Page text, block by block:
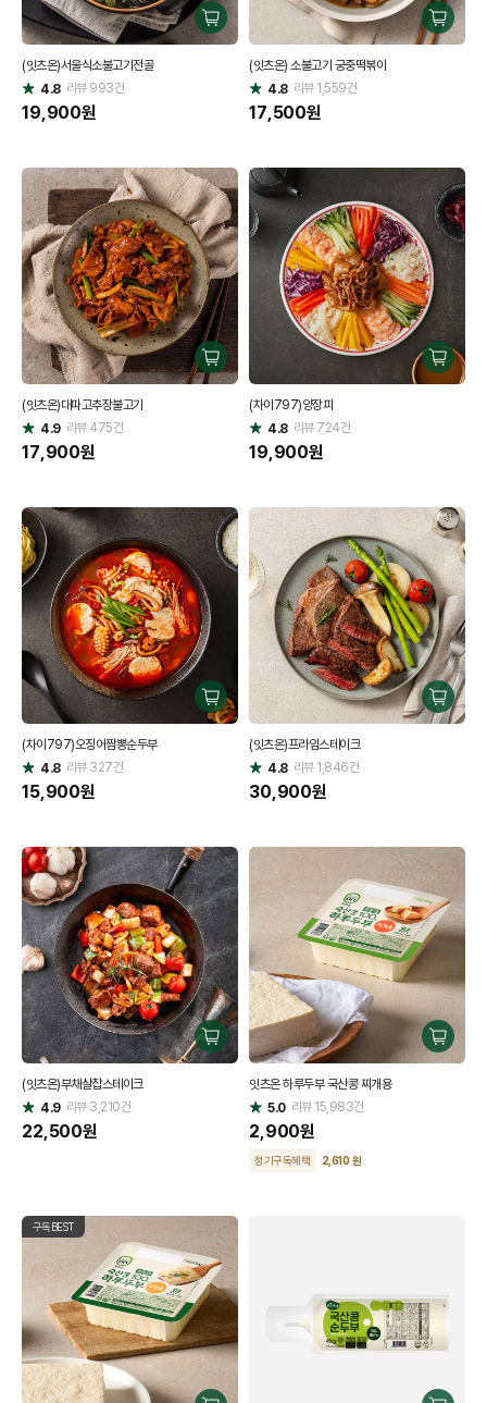
구
매
(잇츠온)서울식소불고기전골
별
점
4.8 리뷰993건
19,900원
구
매
(잇츠온) 소불고기 궁중떡볶이
별
점
4.8 리뷰1,559건
17,500원
구
매
(잇츠온)대파고추장불고기
별
점
4.9 리뷰475건
17,900원
구
매
(차이797)양장피
별
점
4.8 리뷰724건
19,900원
구
매
(차이797)오징어짬뽕순두부
별
점
4.8 리뷰327건
15,900원
구
매
(잇츠온)프라임스테이크
별
점
4.8 리뷰1,846건
30,900원
구
매
(잇츠온)부채살찹스테이크
별
점
4.9 리뷰3,210건
22,500원
구
매
잇츠온 하루두부 국산콩 찌개용
별
점
5.0 리뷰15,983건
2,900원
정기구독혜택 2,610 원
구독BEST